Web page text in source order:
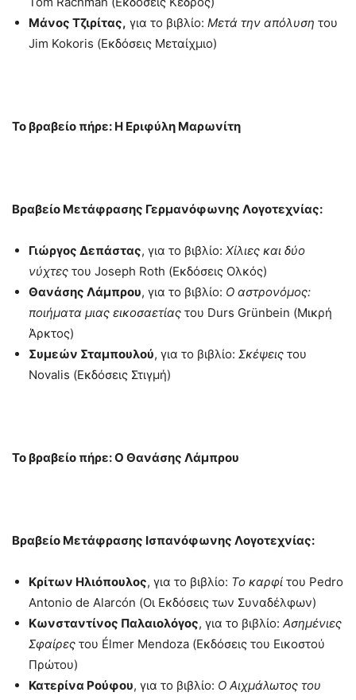
Μάνος Τζιρίτας, για το βιβλίο: Μετά την απόλυση του
Jim Kokoris (Εκδόσεις Μεταίχμιο)
Το βραβείο πήρε: H Εριφύλη Μαρωνίτη
Βραβείο Μετάφρασης Γερμανόφωνης Λογοτεχνίας:
Γιώργος Δεπάστας, για το βιβλίο: Χίλιες και δύο
νύχτες του Joseph Roth (Εκδόσεις Ολκός)
Θανάσης Λάμπρου, για το βιβλίο: Ο αστρονόμος:
ποιήματα μιας εικοσαετίας του Durs Grünbein (Μικρή
Άρκτος)
Συμεών Σταμπουλού, για το βιβλίο: Σκέψεις του
Novalis (Εκδόσεις Στιγμή)
Το βραβείο πήρε: Ο Θανάσης Λάμπρου
Βραβείο Μετάφρασης Ισπανόφωνης Λογοτεχνίας:
Κρίτων Ηλιόπουλος, για το βιβλίο: Το καρφί του Pedro
Antonio de Alarcón (Οι Εκδόσεις των Συναδέλφων)
Κωνσταντίνος Παλαιολόγος, για το βιβλίο: Ασημένιες
Σφαίρες του Élmer Mendoza (Εκδόσεις του Εικοστού
Πρώτου)
Κατερίνα Ρούφου, για το βιβλίο: Ο Αιχμάλωτος του